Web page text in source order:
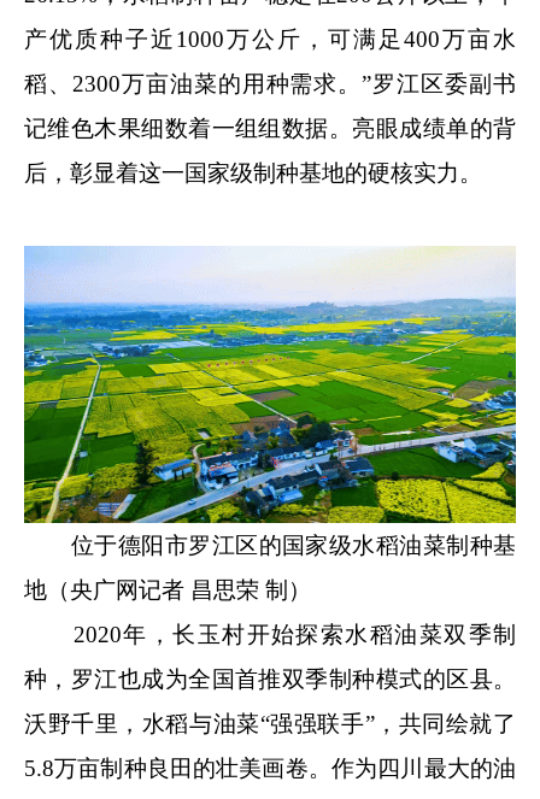
产优质种子近1000万公斤，可满足400万亩水
稻、2300万亩油菜的用种需求。”罗江区委副书
记维色木果细数着一组组数据。亮眼成绩单的背
后，彰显着这一国家级制种基地的硬核实力。
位于德阳市罗江区的国家级水稻油菜制种基
地（央广网记者 昌思荣 制）
2020年，长玉村开始探索水稻油菜双季制
种，罗江也成为全国首推双季制种模式的区县。
沃野千里，水稻与油菜“强强联手”，共同绘就了
5.8万亩制种良田的壮美画卷。作为四川最大的油